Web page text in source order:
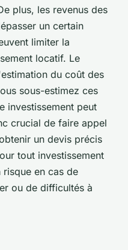
plus, les revenus des
un certain
limiter la
locatif. Le
du coût des
sous-estimez ces
investissement peut
crucial de faire appel
un devis précis
tout investissement
en cas de
ou de difficultés à